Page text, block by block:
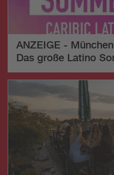
ANZEIGE -
Das große Latino